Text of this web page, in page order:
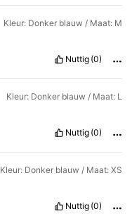
Kleur: Donker blauw / Maat: M
Nuttig (0)
Kleur: Donker blauw / Maat: L
Nuttig (0)
Kleur: Donker blauw / Maat: XS
Nuttig (0)